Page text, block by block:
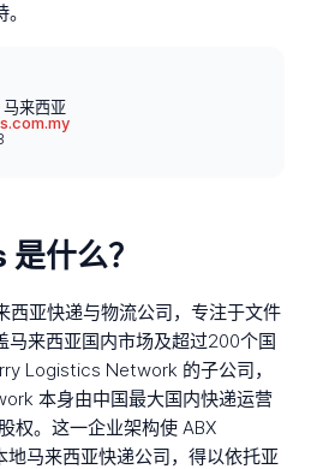
来西亚
什么？
西亚快递与物流公司，专注于文件
马来西亚国内市场及超过200个国
Logistics Network 的子公司，
本身由中国最大国内快递运营
权。这一企业架构使 ABX
马来西亚快递公司，得以依托亚